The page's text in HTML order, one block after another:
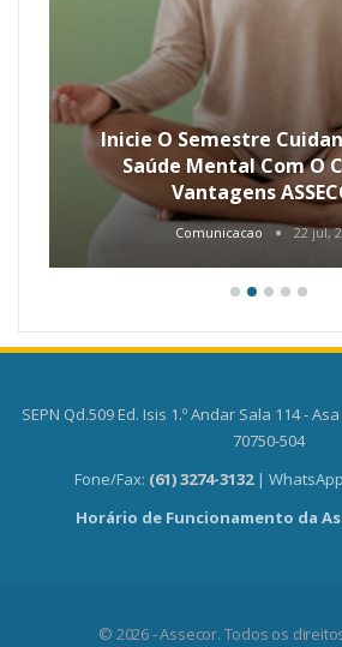
Inicie O Semestre
Saúde Mental Com O
Vantagens
Comunicacao 22 jul,
SEPN Qd.509 Ed. Isis 1.º Andar Sala 114 -
70750-504
Fone/Fax: (61) 3274-3132 |
Horário de Funcionamento da
© 2026 - Assecor. Todos os